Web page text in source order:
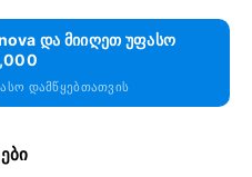
Და Მიიღეთ Უფასო
Დამწყებთათვის